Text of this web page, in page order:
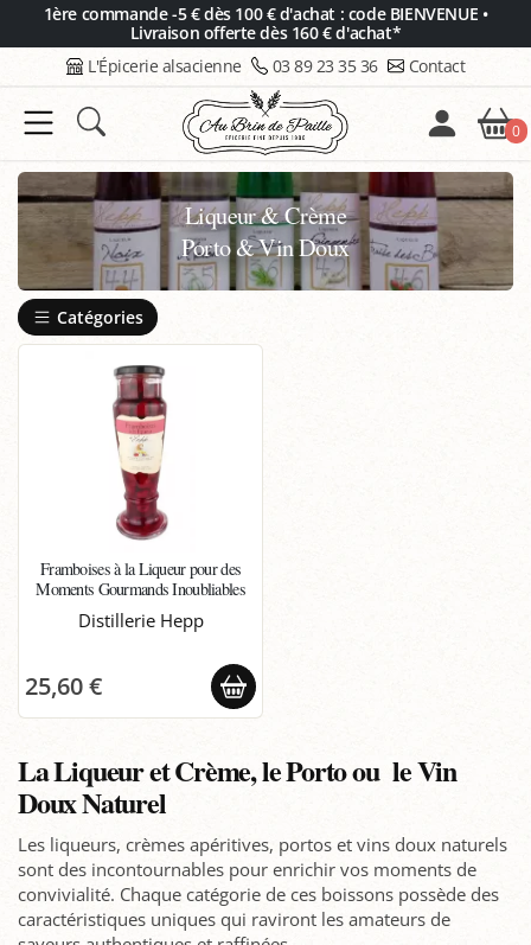
1ère commande -5 € dès 100 € d'achat : code BIENVENUE •
Livraison offerte dès 160 € d'achat*
L'Épicerie alsacienne 03 89 23 35 36 Contact
0
Liqueur & Crème
Porto & Vin Doux
Catégories
Framboises à la Liqueur pour des
Moments Gourmands Inoubliables
Distillerie Hepp
25,60 €
La Liqueur et Crème, le Porto ou le Vin
Doux Naturel
Les liqueurs, crèmes apéritives, portos et vins doux naturels
sont des incontournables pour enrichir vos moments de
convivialité. Chaque catégorie de ces boissons possède des
caractéristiques uniques qui raviront les amateurs de
Panneau de gestion des cookies